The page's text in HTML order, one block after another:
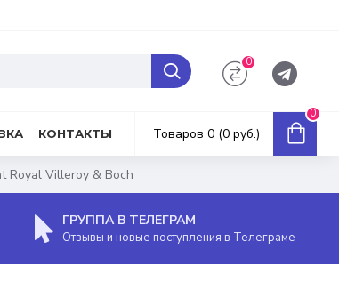
0
КОНТАКТЫ Товаров 0 (0 руб.)
0
Royal Villeroy & Boch
ГРУППА В ТЕЛЕГРАМ
Отзывы и новые поступления в Телеграме